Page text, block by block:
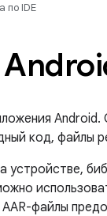
по IDE
Android.
код, файлы
устройстве,
файлы